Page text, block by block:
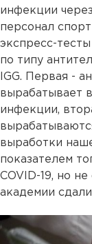
инфекции
персонал
экспресс-
по типу
IGG. Первая -
вырабатывает
инфекции,
выработки
показателем
COVID-19, но
академии